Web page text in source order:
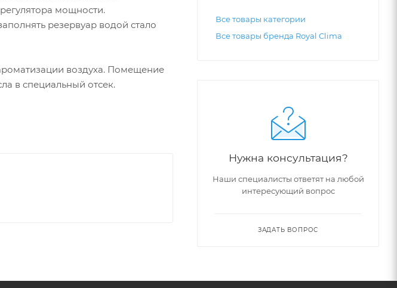
мощности.
резервуар водой стало
воздуха. Помещение
в специальный отсек.
Все товары категории
Все товары бренда Royal Clima
Нужна консультация?
Наши специалисты ответят на любой
интересующий вопрос
ЗАДАТЬ ВОПРОС